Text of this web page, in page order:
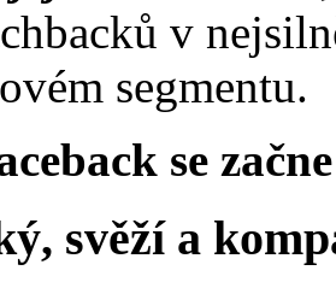
v
segmentu.
se
svěží a